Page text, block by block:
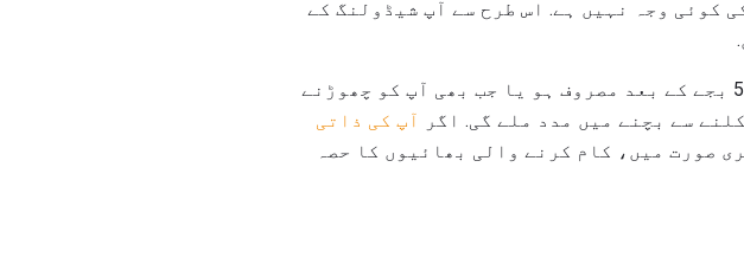
کوئی وجہ نہیں ہے. اس طرح سے آپ شیڈولنگ کے
اگر آپ دن کی دیکھ بھال کے پٹپ پر چارج کرتے ہیں تو، اپنے کیلنڈر کو 5:00 بجے کے بعد مصروف ہو یا جب بھی آپ کو چھوڑنے
سے بچنے میں مدد ملے گی. اگر
آپ کی ذاتی
صورت میں، کام کرنے والی بھائیوں کا حصہ